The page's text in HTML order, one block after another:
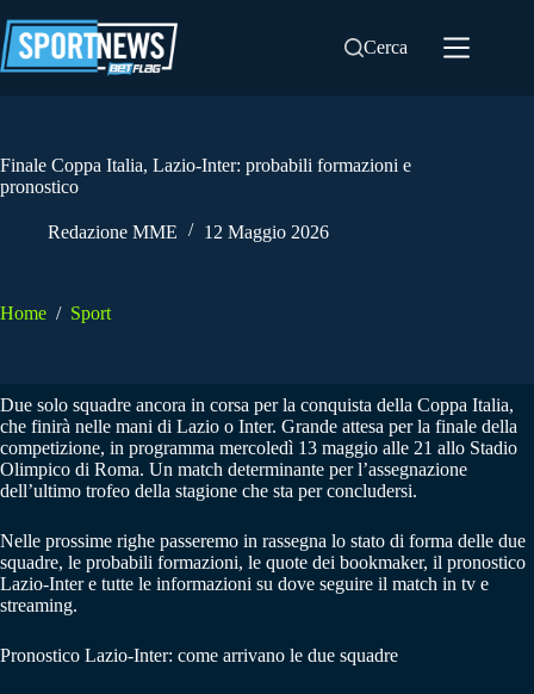
al
contenuto
Cerca
Finale Coppa Italia, Lazio-Inter: probabili formazioni e
pronostico
Redazione MME 12 Maggio 2026
Home / Sport
Due solo squadre ancora in corsa per la conquista della Coppa Italia,
che finirà nelle mani di Lazio o Inter. Grande attesa per la finale della
competizione, in programma mercoledì 13 maggio alle 21 allo Stadio
Olimpico di Roma. Un match determinante per l’assegnazione
dell’ultimo trofeo della stagione che sta per concludersi.
Nelle prossime righe passeremo in rassegna lo stato di forma delle due
squadre, le probabili formazioni, le quote dei bookmaker, il pronostico
Lazio-Inter e tutte le informazioni su dove seguire il match in tv e
streaming.
Pronostico Lazio-Inter: come arrivano le due squadre